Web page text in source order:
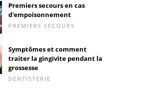
Premiers secours en cas
d'empoisonnement
PREMIERS SECOURS
Symptômes et comment
traiter la gingivite pendant la
grossesse
DENTISTERIE